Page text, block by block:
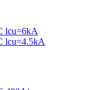
lcu=6kA
lcu=4.5kA